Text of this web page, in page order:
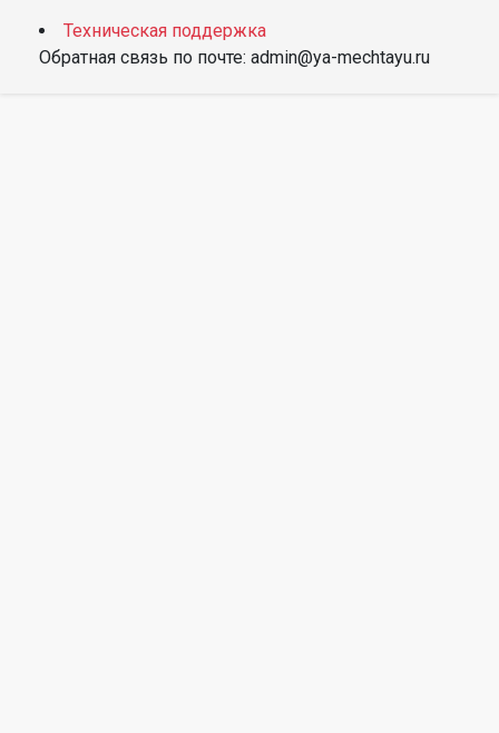
Техническая поддержка
Обратная связь по почте: admin@ya-mechtayu.ru